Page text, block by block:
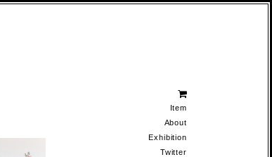
Item
About
Exhibition
Twitter